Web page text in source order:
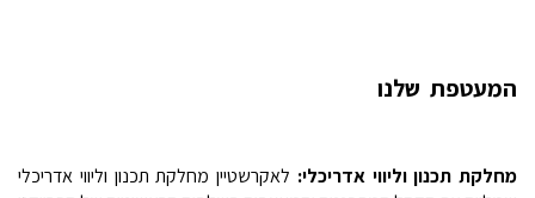
המעטפת שלנו
מחלקת תכנון וליווי אדריכלי: לאקרשטיין מחלקת תכנון וליווי אדריכלי